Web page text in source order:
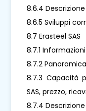
8.6.4
8.6.5 Sviluppi
8.7 Erasteel SAS
8.7.1
8.7.2
8.7.3 Capacità
SAS, prezzo,
8.7.4